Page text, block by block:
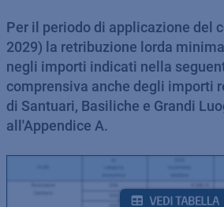
Per il periodo di applicazione del
2029) la retribuzione lorda
negli importi indicati nella
comprensiva anche degli importi
di Santuari, Basiliche e Grandi
all'Appendice A.